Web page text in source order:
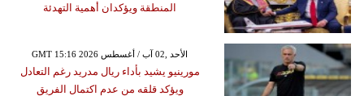
المنطقة ويؤكدان أهمية التهدئة
GMT 15:16 2026 الأحد ,02 آب / أغسطس
مورينيو يشيد بأداء ريال مدريد رغم التعادل
ويؤكد قلقه من عدم اكتمال الفريق